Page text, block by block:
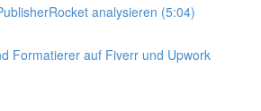
analysieren (5:04)
Formatierer auf Fiverr und Upwork